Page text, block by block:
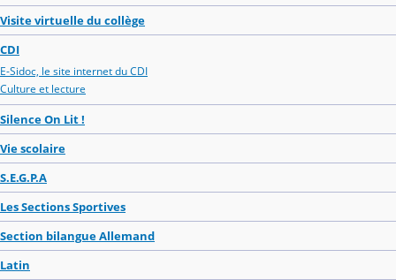
Visite virtuelle du collège
CDI
E-Sidoc, le site internet du CDI
Culture et lecture
Silence On Lit !
Vie scolaire
S.E.G.P.A
Les Sections Sportives
Section bilangue Allemand
Latin